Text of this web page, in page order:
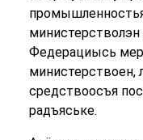
Федерациысь
министерствоен,
средствоосъя
радъяське.